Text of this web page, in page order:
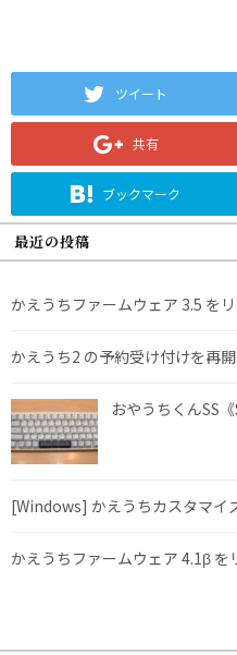
ツイート
共有
ブックマーク
最近の投稿
かえうちファームウェア 3.5 を
かえうち2 の予約受け付けを再
おやうちくんSS
[Windows] かえうちカスタマイ
かえうちファームウェア 4.1β を